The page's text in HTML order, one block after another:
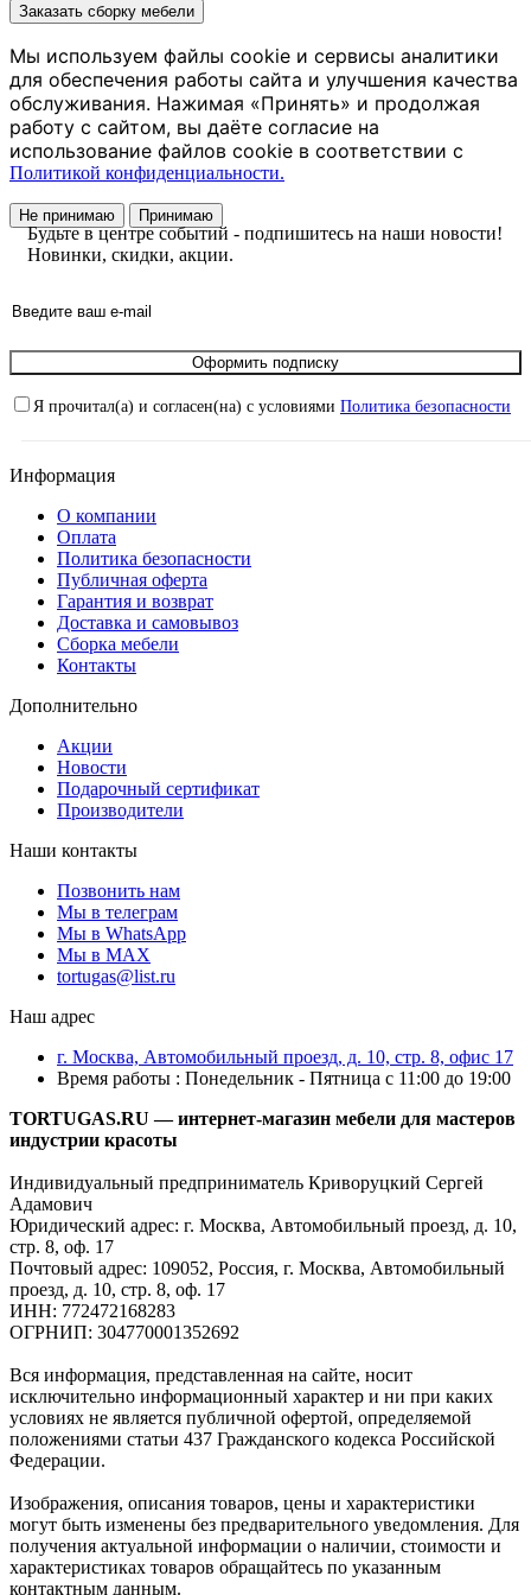
Заказать сборку мебели
Мы используем файлы cookie и сервисы аналитики
для обеспечения работы сайта и улучшения качества
обслуживания. Нажимая «Принять» и продолжая
работу с сайтом, вы даёте согласие на
использование файлов cookie в соответствии с
Политикой конфиденциальности.
Не принимаю Принимаю
Будьте в центре событий - подпишитесь на наши новости!
Новинки, скидки, акции.
Оформить подписку
Я прочитал(а) и согласен(на) с условиями Политика безопасности
Информация
О компании
Оплата
Политика безопасности
Публичная оферта
Гарантия и возврат
Доставка и самовывоз
Сборка мебели
Контакты
Дополнительно
Акции
Новости
Подарочный сертификат
Производители
Наши контакты
Позвонить нам
Мы в телеграм
Мы в WhatsApp
Мы в MAX
tortugas@list.ru
Наш адрес
г. Москва, Автомобильный проезд, д. 10, стр. 8, офис 17
Время работы : Понедельник - Пятница с 11:00 до 19:00
TORTUGAS.RU — интернет-магазин мебели для мастеров
индустрии красоты
Индивидуальный предприниматель Криворуцкий Сергей
Адамович
Юридический адрес: г. Москва, Автомобильный проезд, д. 10,
стр. 8, оф. 17
Почтовый адрес: 109052, Россия, г. Москва, Автомобильный
проезд, д. 10, стр. 8, оф. 17
ИНН: 772472168283
ОГРНИП: 304770001352692
Вся информация, представленная на сайте, носит
исключительно информационный характер и ни при каких
условиях не является публичной офертой, определяемой
положениями статьи 437 Гражданского кодекса Российской
Федерации.
Изображения, описания товаров, цены и характеристики
могут быть изменены без предварительного уведомления. Для
получения актуальной информации о наличии, стоимости и
характеристиках товаров обращайтесь по указанным
контактным данным.